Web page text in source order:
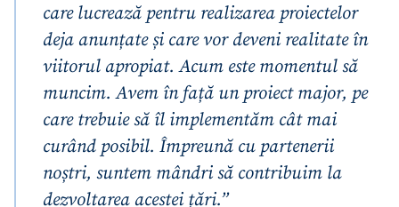
care lucrează pentru realizarea proiectelor
deja anunțate și care vor deveni realitate în
viitorul apropiat. Acum este momentul să
muncim. Avem în față un proiect major, pe
care trebuie să îl implementăm cât mai
curând posibil. Împreună cu partenerii
noștri, suntem mândri să contribuim la
dezvoltarea acestei țări.”